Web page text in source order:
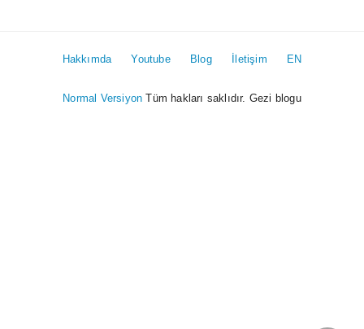
Hakkımda Youtube Blog İletişim EN
Normal Versiyon Tüm hakları saklıdır. Gezi blogu